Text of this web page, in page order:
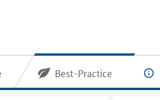
Best-Practice